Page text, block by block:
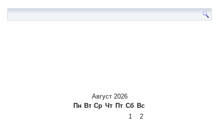
Август 2026
Пн Вт Ср Чт Пт Сб Вс
1
2